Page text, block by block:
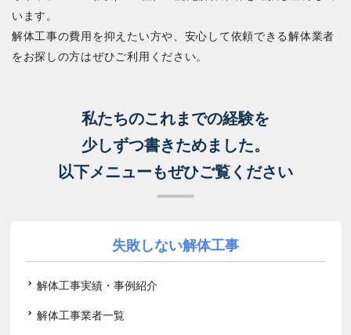
います。
解体工事の費用を抑えたい方や、安心して依頼できる解体業者
をお探しの方はぜひご利用ください。
私たちのこれまでの経験を
少しずつ書きためました。
以下メニューもぜひご覧ください
失敗しない解体工事
解体工事実績・事例紹介
解体工事業者一覧